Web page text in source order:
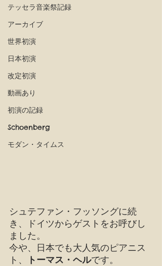
テッセラ音楽祭記録
アーカイブ
世界初演
日本初演
改定初演
動画あり
初演の記録
Schoenberg
モダン・タイムス
シュテファン・フッソングに続
き、ドイツからゲストをお呼びし
ました。
今や、日本でも大人気のピアニス
ト、
トーマス・ヘルです。